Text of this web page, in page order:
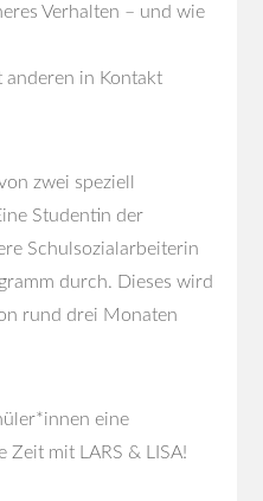
Verhalten – und wie
anderen in Kontakt
zwei speziell
Studentin der
Schulsozialarbeiterin
durch. Dieses wird
rund drei Monaten
eine
Zeit mit LARS & LISA!